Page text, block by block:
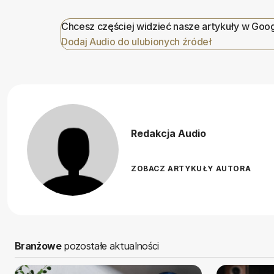
Chcesz częściej widzieć nasze artykuły w
Dodaj Audio do ulubionych źródeł
Redakcja Audio
ZOBACZ ARTYKUŁY AUTORA
Branżowepozostałe aktualności